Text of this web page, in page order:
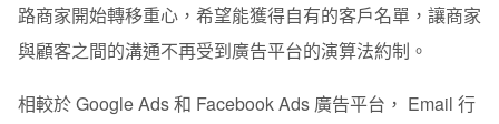
路商家開始轉移重心，希望能獲得自有的客戶名單，讓商家
與顧客之間的溝通不再受到廣告平台的演算法約制。
相較於 Google Ads 和 Facebook Ads 廣告平台， Email 行